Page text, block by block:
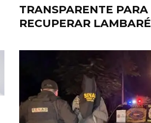
TRANSPARENTE PARA
RECUPERAR LAMBARÉ